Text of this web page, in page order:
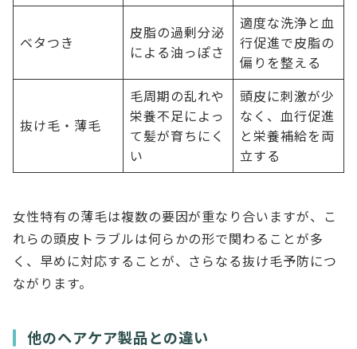
ベタつき
皮脂の過剰分泌
による油っぽさ
適度な洗浄と血
行促進で皮脂の
偏りを整える
抜け毛・薄毛
毛周期の乱れや
栄養不足によっ
て髪が育ちにく
い
頭皮に刺激が少
なく、血行促進
と栄養補給を両
立する
女性特有の薄毛は複数の要因が重なり合いますが、こ
れらの頭皮トラブルは何らかの形で関わることが多
く、早めに対応することが、さらなる抜け毛予防につ
ながります。
他のヘアケア製品との違い